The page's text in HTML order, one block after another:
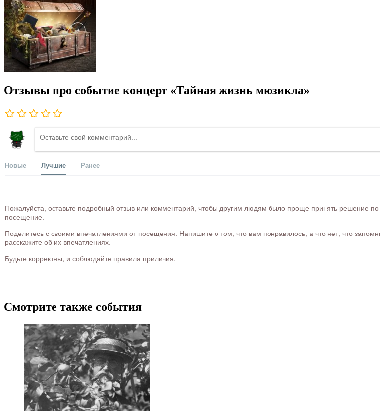
Отзывы про событие концерт «Тайная жизнь мюзикла»
Новые Лучшие Ранее
Пожалуйста, оставьте подробный отзыв или комментарий, чтобы другим людям было проще принять решение по
посещение.
Поделитесь с своими впечатлениями от посещения. Напишите о том, что вам понравилось, а что нет, что
расскажите об их впечатлениях.
Будьте корректны, и соблюдайте правила приличия.
Смотрите также события